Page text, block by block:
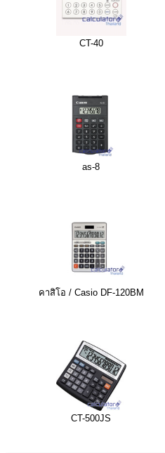
CT-40
as-8
คาสิโอ / Casio DF-120BM
CT-500JS